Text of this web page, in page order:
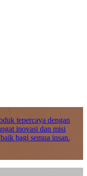
tepercaya dengan
inovasi dan misi
bagi semua insan.